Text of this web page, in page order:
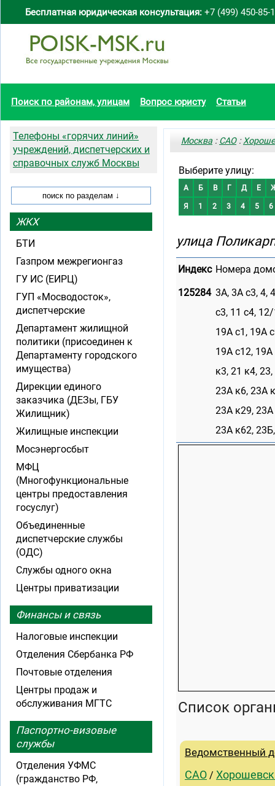
Бесплатная юридическая консультация: +7 (499) 450-85-
Поиск по районам, улицам Вопрос юристу Статьи
Москва :САО:
Выберите улицу:
А Б В Г Д Е
Я 1 2 3 4 5 6
улица
Индекс Номера
125284 3А, 3А с3, 4,
с3, 11 с4,
19А с1, 19А
19А с12, 19А
к3, 21 к4,
23А к6, 23А
23А к29,
23А к62,
Список
Ведомственный
САО /
Телефоны «горячих линий»
учреждений, диспетчерских и
справочных служб Москвы
ЖКХ
БТИ
Газпром межрегионгаз
ГУ ИС (ЕИРЦ)
ГУП «Мосводосток»,
диспетчерские
Департамент жилищной
политики (присоединен к
Департаменту городского
имущества)
Дирекции единого
заказчика (ДЕЗы, ГБУ
Жилищник)
Жилищные инспекции
Мосэнергосбыт
МФЦ
(Многофункциональные
центры предоставления
госуслуг)
Объединенные
диспетчерские службы
(ОДС)
Службы одного окна
Центры приватизации
Финансы и связь
Налоговые инспекции
Отделения Сбербанка РФ
Почтовые отделения
Центры продаж и
обслуживания МГТС
Паспортно-визовые
службы
Отделения УФМС
(гражданство РФ,